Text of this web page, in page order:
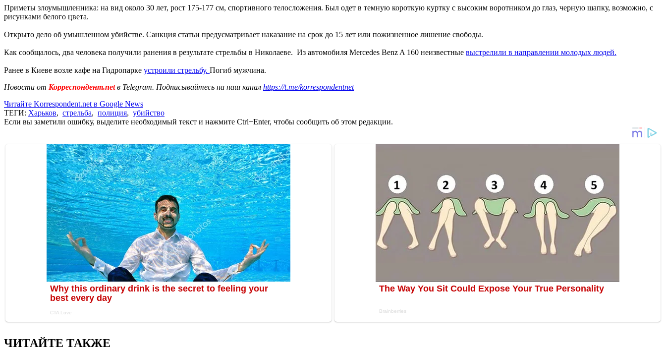
Приметы злоумышленника: на вид около 30 лет, рост 175-177 см, спортивного телосложения. Был одет в темную короткую куртку с высоким воротником до глаз, черную шапку, возможно, с
рисунками белого цвета.
Открыто дело об умышленном убийстве. Санкция статьи предусматривает наказание на срок до 15 лет или пожизненное лишение свободы.
Как сообщалось, два человека получили ранения в результате стрельбы в Николаеве. Из автомобиля Mercedes Benz A 160 неизвестные выстрелили в направлении молодых людей.
Ранее в Киеве возле кафе на Гидропарке устроили стрельбу. Погиб мужчина.
Новости от Корреспондент.netв Telegram. Подписывайтесь на наш канал https://t.me/korrespondentnet
Читайте Korrespondent.net в Google News
ТЕГИ: Харьков, стрельба, полиция, убийство
Если вы заметили ошибку, выделите необходимый текст и нажмите Ctrl+Enter, чтобы сообщить об этом редакции.
ЧИТАЙТЕ ТАКЖЕ